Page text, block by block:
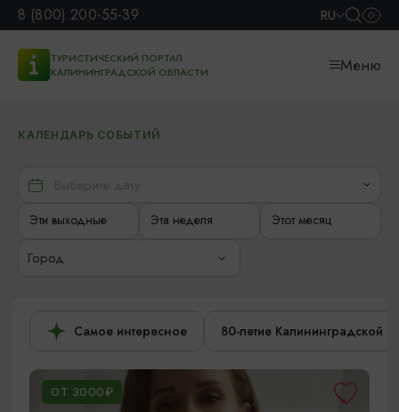
8 (800) 200-55-39 RU
ТУРИСТИЧЕСКИЙ ПОРТАЛ
КАЛИНИНГРАДСКОЙ ОБЛАСТИ
Меню
КАЛЕНДАРЬ СОБЫТИЙ
Эти выходные Эта неделя Этот месяц
Город
Самое интересное 80-летие Калининградской
ОТ 3000₽